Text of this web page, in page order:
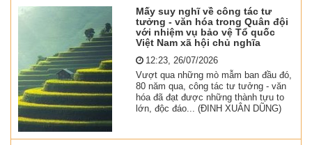
Mấy suy nghĩ về công tác tư
tưởng - văn hóa trong Quân đội
với nhiệm vụ bảo vệ Tổ quốc
Việt Nam xã hội chủ nghĩa
12:23, 26/07/2026
Vượt qua những mò mẫm ban đầu đó,
80 năm qua, công tác tư tưởng - văn
hóa đã đạt được những thành tựu to
lớn, độc đáo... (ĐINH XUÂN DŨNG)